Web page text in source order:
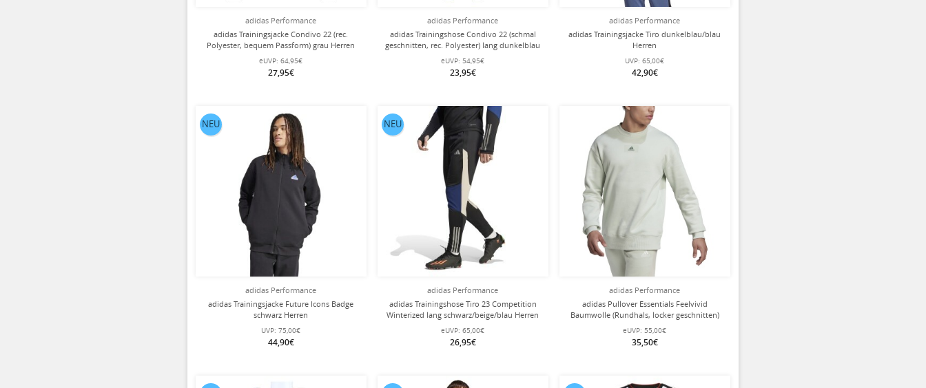
adidas Performance
adidas Trainingsjacke Condivo 22 (rec.
Polyester, bequem Passform) grau Herren
eUVP: 64,95€
27,95€
adidas Performance
adidas Trainingshose Condivo 22 (schmal
geschnitten, rec. Polyester) lang dunkelblau
eUVP: 54,95€
23,95€
adidas Performance
adidas Trainingsjacke Tiro dunkelblau/blau
Herren
UVP: 65,00€
42,90€
adidas Performance
adidas Trainingsjacke Future Icons Badge
schwarz Herren
UVP: 75,00€
44,90€
NEU
adidas Performance
adidas Trainingshose Tiro 23 Competition
Winterized lang schwarz/beige/blau Herren
eUVP: 65,00€
26,95€
NEU
adidas Performance
adidas Pullover Essentials Feelvivid
Baumwolle (Rundhals, locker geschnitten)
eUVP: 55,00€
35,50€